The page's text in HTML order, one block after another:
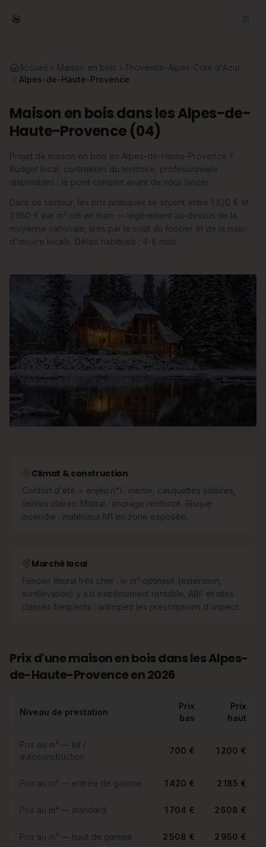
Accueil Maison en bois
Provence-Alpes-Côte d'Azur
Alpes-de-Haute-Provence
Maison en bois dans les Alpes-de-
Haute-Provence (04)
Projet de maison en bois en Alpes-de-Haute-Provence ?
Budget local, contraintes du territoire, professionnels
disponibles : le point complet avant de vous lancer.
Dans ce secteur, les prix pratiqués se situent entre 1 420 € et
2 950 € par m² clé en main — légèrement au-dessus de la
moyenne nationale, tirés par le coût du foncier et de la main-
d'œuvre locale. Délais habituels : 4-8 mois.
Climat & construction
Confort d'été = enjeu n°1 : inertie, casquettes solaires,
teintes claires. Mistral : ancrage renforcé. Risque
incendie : matériaux M1 en zone exposée.
Marché local
Foncier littoral très cher : le m² optimisé (extension,
surélévation) y est extrêmement rentable. ABF et sites
classés fréquents : anticipez les prescriptions d'aspect.
Prix d'une maison en bois dans les Alpes-
de-Haute-Provence en 2026
Niveau de prestation
Prix
bas
Prix
haut
Prix au m² — kit /
autoconstruction
700 € 1 200 €
Prix au m² — entrée de gamme 1 420 € 2 185 €
Prix au m² — standard 1 704 € 2 508 €
Prix au m² — haut de gamme 2 508 € 2 950 €